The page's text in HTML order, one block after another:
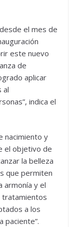
el mes de
este nuevo
de
aplicar
al
indica el
nacimiento y
el objetivo de
la belleza
que permiten
armonía y el
tratamientos
a los
paciente”.